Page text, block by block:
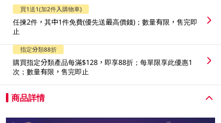
買1送1(加2件入購物車)
任揀2件，其中1件免費(優先送最高價錢)；數量有限，售完即
止
指定分類88折
購買指定分類產品每滿$128，即享88折；每單限享此優惠1
次；數量有限，售完即止
商品詳情